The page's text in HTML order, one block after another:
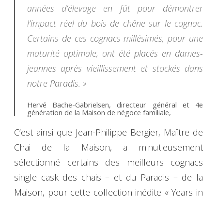
années d’élevage en fût pour démontrer
l’impact réel du bois de chêne sur le cognac.
Certains de ces cognacs millésimés, pour une
maturité optimale, ont été placés en dames-
jeannes après vieillissement et stockés dans
notre Paradis. »
Hervé Bache-Gabrielsen, directeur général et 4e
génération de la Maison de négoce familiale,
C’est ainsi que Jean-Philippe Bergier, Maître de
Chai de la Maison, a minutieusement
sélectionné certains des meilleurs cognacs
single cask des chais – et du Paradis – de la
Maison, pour cette collection inédite « Years in